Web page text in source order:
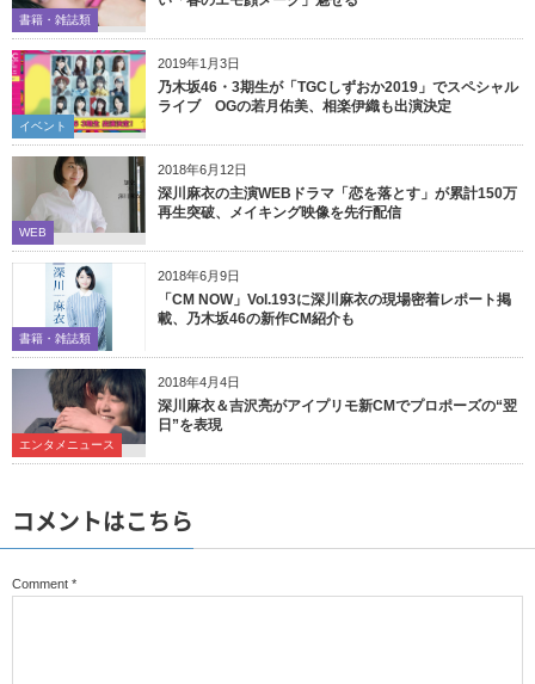
書籍・雑誌類
2019年1月3日
イベント
乃木坂46・3期生が「TGCしずおか2019」でスペシャル
ライブ OGの若月佑美、相楽伊織も出演決定
2018年6月12日
WEB
深川麻衣の主演WEBドラマ「恋を落とす」が累計150万
再生突破、メイキング映像を先行配信
2018年6月9日
書籍・雑誌類
「CM NOW」Vol.193に深川麻衣の現場密着レポート掲
載、乃木坂46の新作CM紹介も
2018年4月4日
エンタメニュース
深川麻衣＆吉沢亮がアイプリモ新CMでプロポーズの“翌
日”を表現
コメントはこちら
Comment *